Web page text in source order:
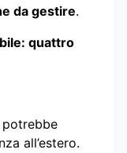
da gestire.
quattro
potrebbe
all’estero.